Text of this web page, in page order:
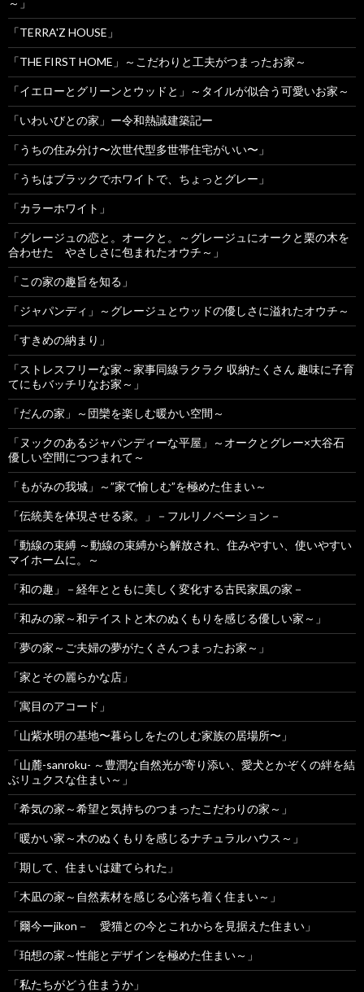
「TERRA'Z HOUSE」
「THE FIRST HOME」～こだわりと工夫がつまったお家～
「イエローとグリーンとウッドと」～タイルが似合う可愛いお家～
「いわいびとの家」ー令和熱誠建築記ー
「うちの住み分け〜次世代型多世帯住宅がいい〜」
「うちはブラックでホワイトで、ちょっとグレー」
「カラーホワイト」
「グレージュの恋と。オークと。～グレージュにオークと栗の木を
合わせた やさしさに包まれたオウチ～」
「この家の趣旨を知る」
「ジャパンディ」～グレージュとウッドの優しさに溢れたオウチ～
「すきめの納まり」
「ストレスフリーな家～家事同線ラクラク 収納たくさん 趣味に子育
てにもバッチリなお家～」
「だんの家」～団欒を楽しむ暖かい空間～
「ヌックのあるジャパンディーな平屋」～オークとグレー×大谷石
優しい空間につつまれて～
「もがみの我城」～”家で愉しむ”を極めた住まい～
「伝統美を体現させる家。」－フルリノベーション－
「動線の束縛 ～動線の束縛から解放され、住みやすい、使いやすい
マイホームに。～
「和の趣」－経年とともに美しく変化する古民家風の家－
「和みの家～和テイストと木のぬくもりを感じる優しい家～」
「夢の家～ご夫婦の夢がたくさんつまったお家～」
「家とその麗らかな店」
「寓目のアコード」
「山紫水明の基地〜暮らしをたのしむ家族の居場所〜」
「山麓-sanroku- ～豊潤な自然光が寄り添い、愛犬とかぞくの絆を結
ぶリュクスな住まい～」
「希気の家～希望と気持ちのつまったこだわりの家～」
「暖かい家～木のぬくもりを感じるナチュラルハウス～」
「期して、住まいは建てられた」
「木凪の家～自然素材を感じる心落ち着く住まい～」
「爾今ーjikon－ 愛猫との今とこれからを見据えた住まい」
「珀想の家～性能とデザインを極めた住まい～」
「私たちがどう住まうか」